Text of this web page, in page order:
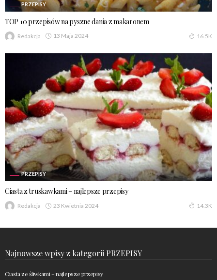
PRZEPISY
TOP 10 przepisów na pyszne dania z makaronem
Redakcja 13 Maja 2024 16.5K
PRZEPISY
Ciasta z truskawkami – najlepsze przepisy
Redakcja 23 Kwietnia 2024 14.3K
Najnowsze wpisy z kategorii PRZEPISY
Ciasta ze śliwkami – najlepsze przepisy